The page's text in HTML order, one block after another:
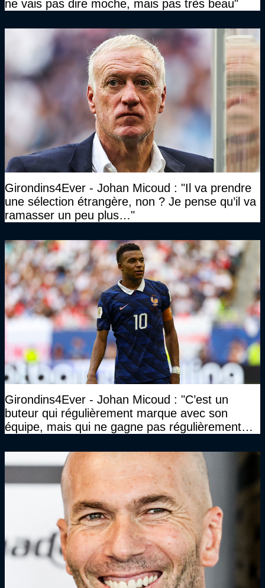
ne vais pas dire moche, mais pas très beau"
Girondins4Ever - Johan Micoud : "Il va prendre
une sélection étrangère, non ? Je pense qu’il va
ramasser un peu plus…"
Girondins4Ever - Johan Micoud : "C’est un
buteur qui régulièrement marque avec son
équipe, mais qui ne gagne pas régulièrement